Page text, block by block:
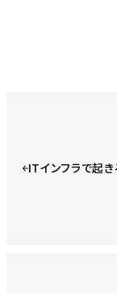
ITインフラで起き